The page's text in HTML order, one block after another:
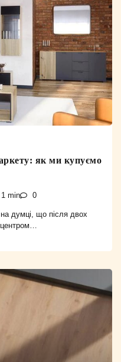
як ми купуємо
1 min 0
думці, що після двох